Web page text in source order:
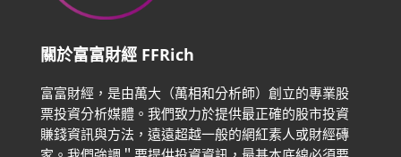
關於富富財經 FFRich
富富財經，是由萬大（萬相和分析師）創立的專業股
票投資分析媒體。我們致力於提供最正確的股市投資
賺錢資訊與方法，遠遠超越一般的網紅素人或財經磚